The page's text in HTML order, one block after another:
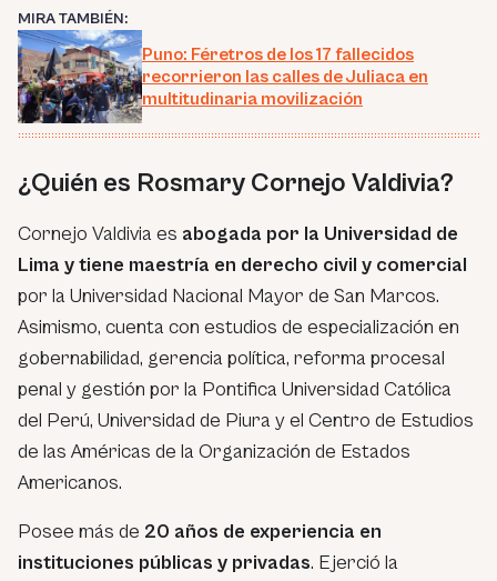
MIRA TAMBIÉN:
Puno: Féretros de los 17 fallecidos
recorrieron las calles de Juliaca en
multitudinaria movilización
¿Quién es Rosmary Cornejo Valdivia?
Cornejo Valdivia es abogada por la Universidad de
Lima y tiene maestría en derecho civil y comercial
por la Universidad Nacional Mayor de San Marcos.
Asimismo, cuenta con estudios de especialización en
gobernabilidad, gerencia política, reforma procesal
penal y gestión por la Pontifica Universidad Católica
del Perú, Universidad de Piura y el Centro de Estudios
de las Américas de la Organización de Estados
Americanos.
Posee más de 20 años de experiencia en
instituciones públicas y privadas. Ejerció la